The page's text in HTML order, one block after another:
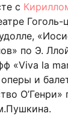
с
Гоголь-
по Э.
«Viva la
и